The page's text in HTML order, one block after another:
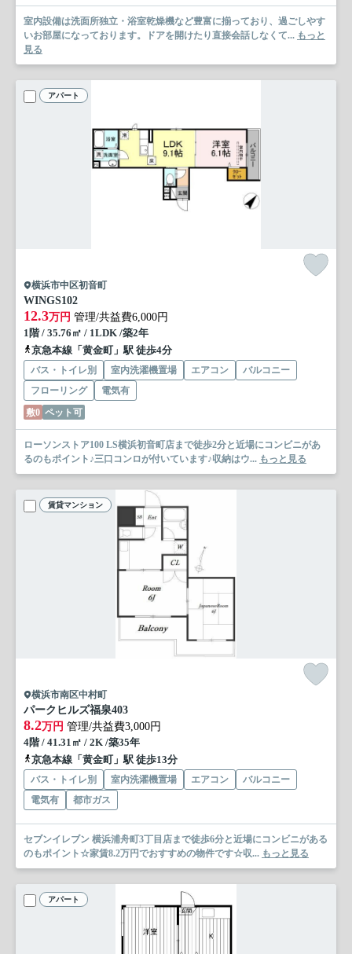
室内設備は洗面所独立・浴室乾燥機など豊富に揃っており、過ごしやす
いお部屋になっております。ドアを開けたり直接会話しなくて... もっと
見る
アパート
横浜市中区初音町
WINGS102
12.3万円 管理/共益費6,000円
1階 / 35.76㎡ / 1LDK /築2年
京急本線「黄金町」駅 徒歩4分
バス・トイレ別 室内洗濯機置場 エアコン
バルコニー
フローリング
電気有
敷0 ペット可
ローソンストア100 LS横浜初音町店まで徒歩2分と近場にコンビニがあ
るのもポイント♪三口コンロが付いています♪収納はウ... もっと見る
賃貸マンション
横浜市南区中村町
パークヒルズ福泉403
8.2万円 管理/共益費3,000円
4階 / 41.31㎡ / 2K /築35年
京急本線「黄金町」駅 徒歩13分
バス・トイレ別 室内洗濯機置場 エアコン
バルコニー
電気有
都市ガス
セブンイレブン 横浜浦舟町3丁目店まで徒歩6分と近場にコンビニがある
のもポイント☆家賃8.2万円でおすすめの物件です☆収... もっと見る
アパート